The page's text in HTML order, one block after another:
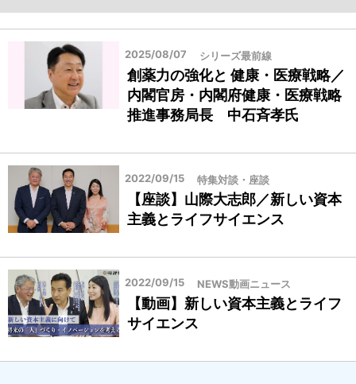
ウ
マ
ノ
ミ
ク
地
方
自
治
2025/08/07 シリーズ最前線
創薬力の強化と 健康・医療戦略／
内閣官房・内閣府健康・医療戦略
推進事務局長 中石斉孝氏
2022/09/15 特集対談・座談
【座談】山際大志郎／新しい資本
主義とライフサイエンス
2022/09/15 NEWS動画ニュース
【動画】新しい資本主義とライフ
サイエンス